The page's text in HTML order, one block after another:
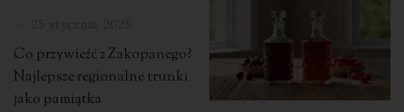
Co przywieźć z Zakopanego?
Najlepsze regionalne trunki
jako pamiątka